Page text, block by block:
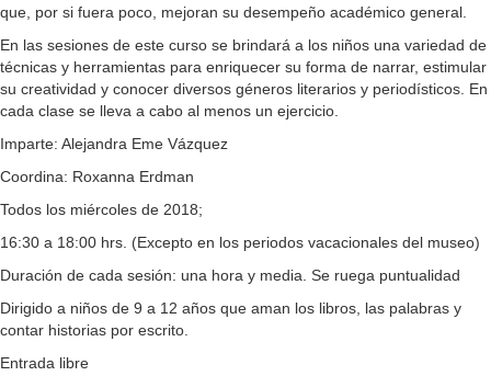
que, por si fuera poco, mejoran su desempeño académico general.
En las sesiones de este curso se brindará a los niños una variedad de
técnicas y herramientas para enriquecer su forma de narrar, estimular
su creatividad y conocer diversos géneros literarios y periodísticos. En
cada clase se lleva a cabo al menos un ejercicio.
Imparte: Alejandra Eme Vázquez
Coordina: Roxanna Erdman
Todos los miércoles de 2018;
16:30 a 18:00 hrs. (Excepto en los periodos vacacionales del museo)
Duración de cada sesión: una hora y media. Se ruega puntualidad
Dirigido a niños de 9 a 12 años que aman los libros, las palabras y
contar historias por escrito.
Entrada libre